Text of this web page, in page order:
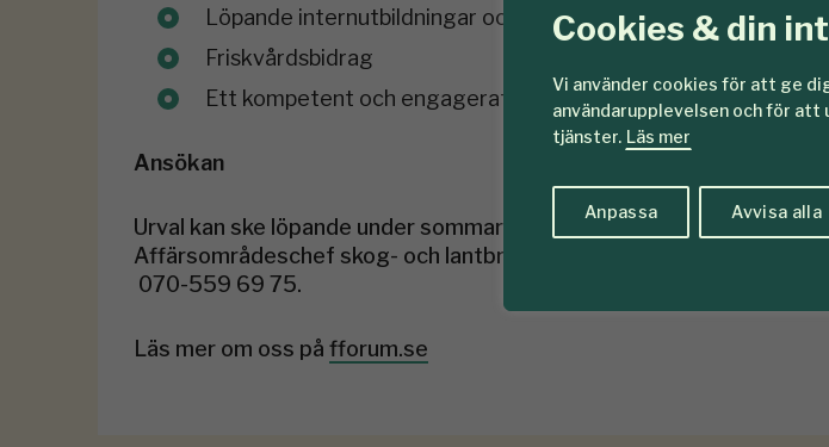
Cookies & din
Vi använder cookies för att ge
användarupplevelsen och för
tjänster. Läs mer
Anpassa Avvisa alla
Löpande internutbildningar och konferensresor
Friskvårdsbidrag
Ett kompetent och engagerat team med stark
Ansökan
Urval kan ske löpande under sommaren, så vänta inte med din
Affärsområdeschef skog- och lantbruk, Ulf Weitze,
070-559 69 75.
Läs mer om oss på fforum.se